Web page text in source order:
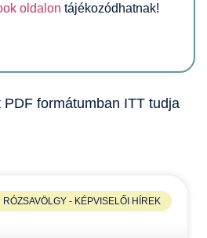
oldalon tájékozódhatnak!
formátumban ITT tudja
RÓZSAVÖLGY - KÉPVISELŐI HÍREK